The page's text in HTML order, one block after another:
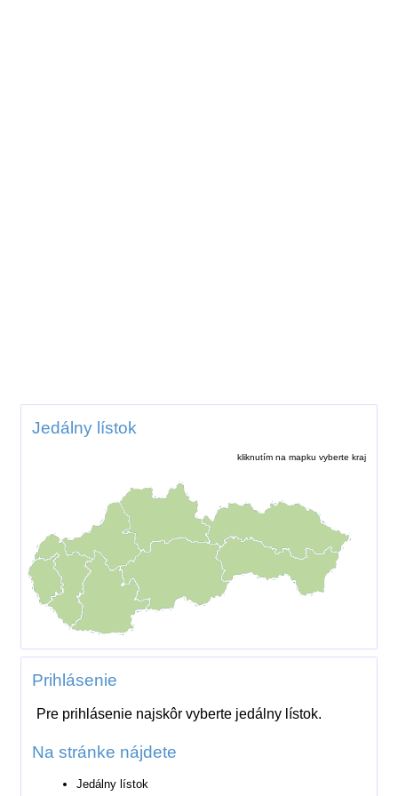
Jedálny lístok
kliknutím na mapku vyberte kraj
Prihlásenie
Pre prihlásenie najskôr vyberte jedálny lístok.
Na stránke nájdete
Jedálny lístok